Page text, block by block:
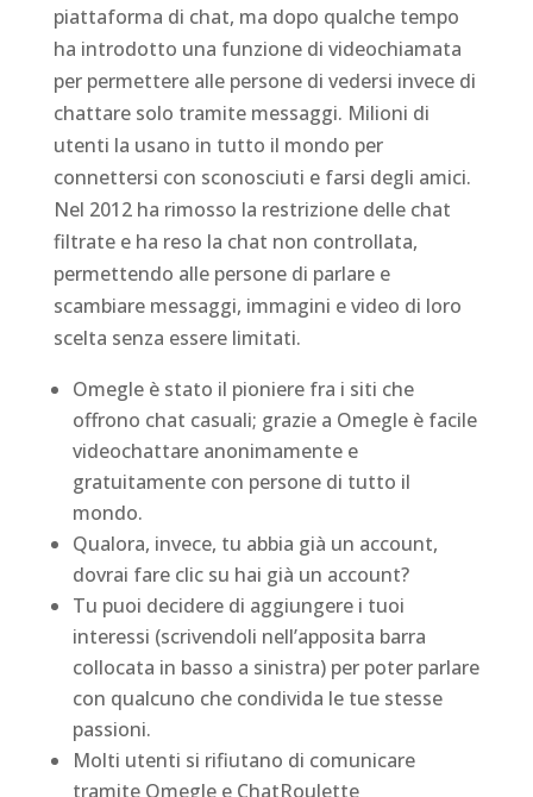
piattaforma di chat, ma dopo qualche tempo
ha introdotto una funzione di videochiamata
per permettere alle persone di vedersi invece di
chattare solo tramite messaggi. Milioni di
utenti la usano in tutto il mondo per
connettersi con sconosciuti e farsi degli amici.
Nel 2012 ha rimosso la restrizione delle chat
filtrate e ha reso la chat non controllata,
permettendo alle persone di parlare e
scambiare messaggi, immagini e video di loro
scelta senza essere limitati.
Omegle è stato il pioniere fra i siti che
offrono chat casuali; grazie a Omegle è facile
videochattare anonimamente e
gratuitamente con persone di tutto il
mondo.
Qualora, invece, tu abbia già un account,
dovrai fare clic su hai già un account?
Tu puoi decidere di aggiungere i tuoi
interessi (scrivendoli nell’apposita barra
collocata in basso a sinistra) per poter parlare
con qualcuno che condivida le tue stesse
passioni.
Molti utenti si rifiutano di comunicare
tramite Omegle e ChatRoulette